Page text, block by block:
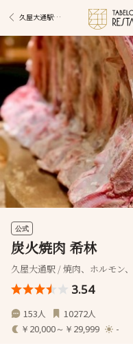
久屋大通駅グルメ
公式
炭火焼肉 希林
久屋大通駅 / 焼肉、ホルモン
3.54
153人 10272人
￥20,000～￥29,999 -